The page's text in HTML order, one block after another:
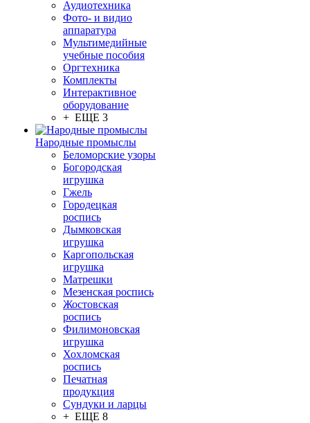
Аудиотехника
Фото- и видио
аппаратура
Мультимедийные
учебные пособия
Оргтехника
Комплекты
Интерактивное
оборудование
+ ЕЩЕ 3
Народные промыслы
Беломорские узоры
Богородская
игрушка
Гжель
Городецкая
роспись
Дымковская
игрушка
Каргопольская
игрушка
Матрешки
Мезенская роспись
Жостовская
роспись
Филимоновская
игрушка
Хохломская
роспись
Печатная
продукция
Сундуки и ларцы
+ ЕЩЕ 8